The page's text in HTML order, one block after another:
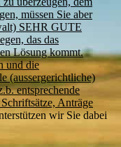
müssen Sie aber
SEHR GUTE
das das
Lösung kommt.
und die
(aussergerichtliche)
entsprechende
Anträge
wir Sie dabei